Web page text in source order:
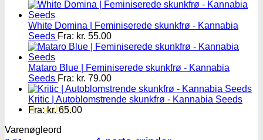
Headshop
White Domina | Feminiserede skunkfrø - Kannabia
Seeds Fra: kr. 55.00
Mataro Blue | Feminiserede skunkfrø - Kannabia
Seeds Fra: kr. 79.00
Kritic | Autoblomstrende skunkfrø - Kannabia Seeds
Fra:kr.65.00
Varenøgleord